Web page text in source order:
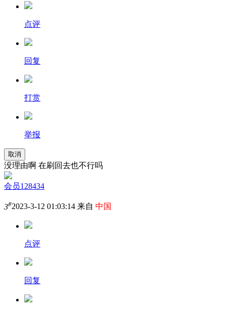
点评
回复
打赏
举报
取消
没理由啊 在刷回去也不行吗
会员128434
3#2023-3-12 01:03:14 来自 中国
点评
回复